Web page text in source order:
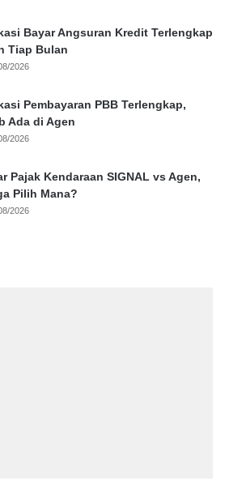
Bayar Angsuran Kredit Terlengkap
Tiap Bulan
2026
Pembayaran PBB Terlengkap,
Ada di Agen
2026
Pajak Kendaraan SIGNAL vs Agen,
Pilih Mana?
2026